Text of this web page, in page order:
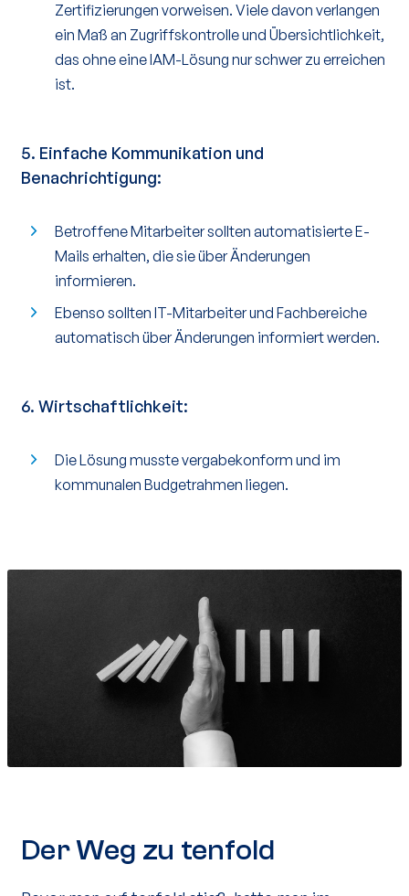
Zertifizierungen vorweisen. Viele davon verlangen
ein Maß an Zugriffskontrolle und Übersichtlichkeit,
das ohne eine IAM-Lösung nur schwer zu erreichen
ist.
5. Einfache Kommunikation und
Benachrichtigung:
Betroffene Mitarbeiter sollten automatisierte E-
Mails erhalten, die sie über Änderungen
informieren.
Ebenso sollten IT-Mitarbeiter und Fachbereiche
automatisch über Änderungen informiert werden.
6. Wirtschaftlichkeit:
Die Lösung musste vergabekonform und im
kommunalen Budgetrahmen liegen.
Der Weg zu tenfold